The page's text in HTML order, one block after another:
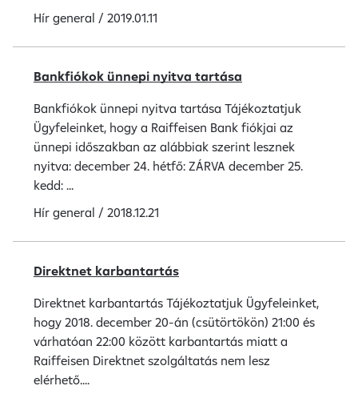
Hír general / 2019.01.11
Bankfiókok ünnepi nyitva tartása
Bankfiókok ünnepi nyitva tartása Tájékoztatjuk
Ügyfeleinket, hogy a Raiffeisen Bank fiókjai az
ünnepi időszakban az alábbiak szerint lesznek
nyitva: december 24. hétfő: ZÁRVA december 25.
kedd: ...
Hír general / 2018.12.21
Direktnet karbantartás
Direktnet karbantartás Tájékoztatjuk Ügyfeleinket,
hogy 2018. december 20-án (csütörtökön) 21:00 és
várhatóan 22:00 között karbantartás miatt a
Raiffeisen Direktnet szolgáltatás nem lesz
elérhető....